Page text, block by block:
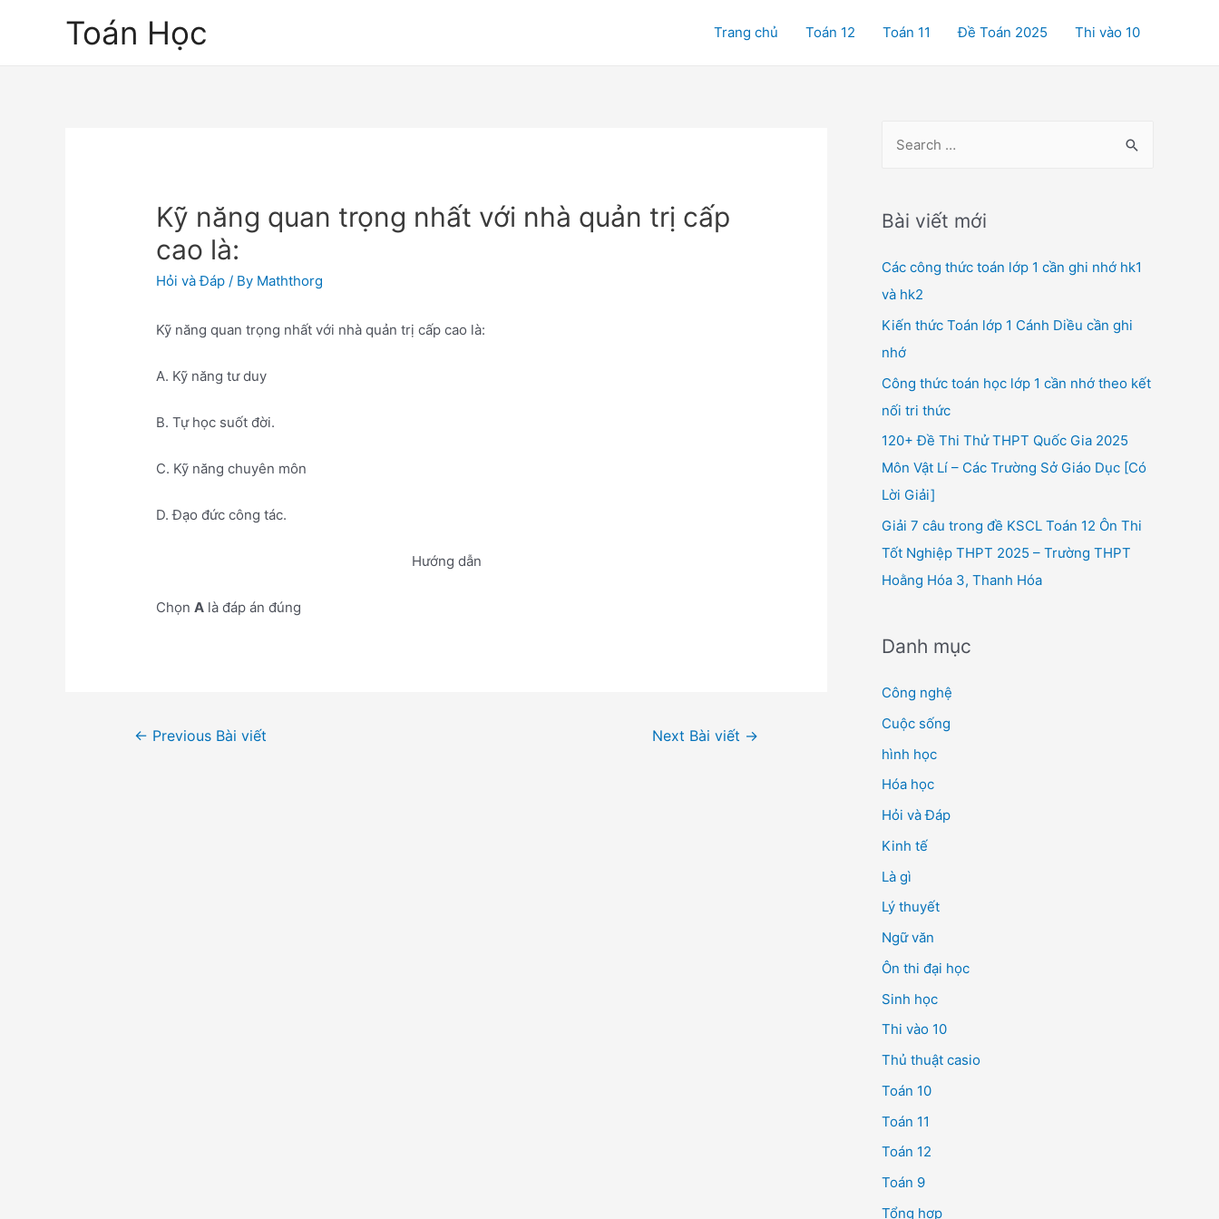
Toán Học Trang chủ Toán 12 Toán 11 Đề Toán 2025 Thi vào 10
Kỹ năng quan trọng nhất với nhà quản trị cấp
cao là:
Hỏi và Đáp / By Maththorg
Kỹ năng quan trọng nhất với nhà quản trị cấp cao là:
A. Kỹ năng tư duy
B. Tự học suốt đời.
C. Kỹ năng chuyên môn
D. Đạo đức công tác.
Hướng dẫn
ChọnA là đáp án đúng
Điều← Previous Bài viết Next Bài viết →
r
h
f
o
r
:
Bài viết mới
Các công thức toán lớp 1 cần ghi nhớ hk1
và hk2
Kiến thức Toán lớp 1 Cánh Diều cần ghi
nhớ
Công thức toán học lớp 1 cần nhớ theo kết
nối tri thức
120+ Đề Thi Thử THPT Quốc Gia 2025
Môn Vật Lí – Các Trường Sở Giáo Dục [Có
Lời Giải]
Giải 7 câu trong đề KSCL Toán 12 Ôn Thi
Tốt Nghiệp THPT 2025 – Trường THPT
Hoằng Hóa 3, Thanh Hóa
Danh mục
Công nghệ
Cuộc sống
hình học
Hóa học
Hỏi và Đáp
Kinh tế
Là gì
Lý thuyết
Ngữ văn
Ôn thi đại học
Sinh học
Thi vào 10
Thủ thuật casio
Toán 10
Toán 11
Toán 12
Toán 9
Tổng hợp